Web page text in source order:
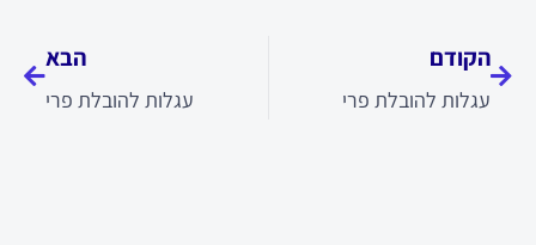
הקודם
עגלות להובלת פרי
הבא
עגלות להובלת פרי